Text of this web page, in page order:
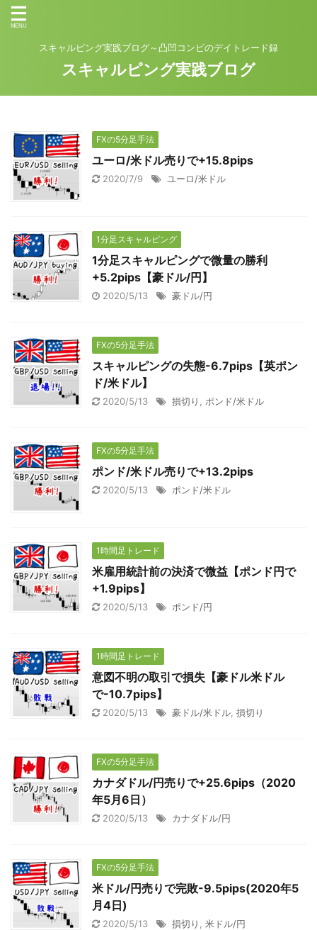
スキャルピング実践ブログ～凸凹コンビのデイトレード録
スキャルピング実践ブログ
FXの5分足手法
ユーロ/米ドル売りで+15.8pips
2020/7/9 ユーロ/米ドル
1分足スキャルピング
1分足スキャルピングで微量の勝利
+5.2pips【豪ドル/円】
2020/5/13 豪ドル/円
FXの5分足手法
スキャルピングの失態-6.7pips【英ポン
ド/米ドル】
2020/5/13 損切り ポンド/米ドル
FXの5分足手法
ポンド/米ドル売りで+13.2pips
2020/5/13 ポンド/米ドル
1時間足トレード
米雇用統計前の決済で微益【ポンド円で
+1.9pips】
2020/5/13 ポンド/円
1時間足トレード
意図不明の取引で損失【豪ドル米ドル
で-10.7pips】
2020/5/13 豪ドル/米ドル 損切り
FXの5分足手法
カナダドル/円売りで+25.6pips（2020
年5月6日）
2020/5/13 カナダドル/円
FXの5分足手法
米ドル/円売りで完敗-9.5pips(2020年5
月4日)
2020/5/13 損切り 米ドル/円